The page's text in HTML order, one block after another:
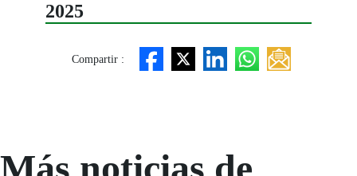
2025
Compartir :